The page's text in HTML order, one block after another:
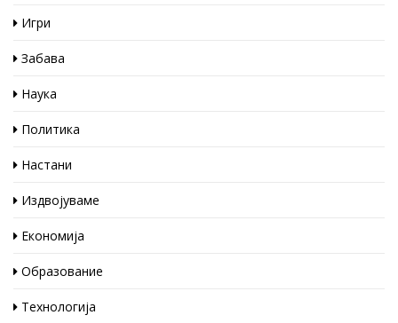
Игри
Забава
Наука
Политика
Настани
Издвојуваме
Економија
Образование
Технологија